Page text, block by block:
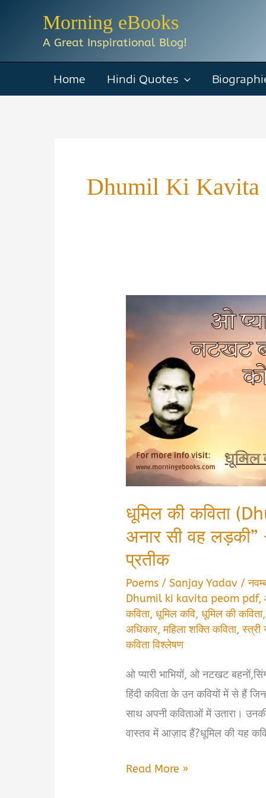
Morning eBooks
A Great Inspirational Blog!
Home Hindi Quotes
Dhumil Ki
धूमिल की कविता
अनार सी वह
प्रतीक
Poems /Sanjay Yadav /
Dhumil ki kavita peom pdf,
कविता,धूमिल कवि,धूमिल की कविता
अधिकार,महिला शक्ति कविता,स्त्री
कविता विश्लेषण
ओ प्यारी भाभियों, ओ नटखट
हिंदी कविता के उन कवियों में से हैं
साथ अपनी कविताओं में उतारा।
वास्तव में आज़ाद हैं?धूमिल की यह
धूमिल
Read More »